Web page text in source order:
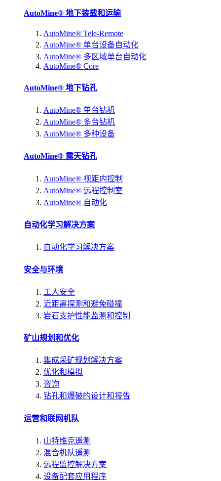
AutoMine® 地下装载和运输
AutoMine® Tele-Remote
AutoMine® 单台设备自动化
AutoMine® 多区域单台自动化
AutoMine® Core
AutoMine® 地下钻孔
AutoMine® 单台钻机
AutoMine® 多台钻机
AutoMine® 多种设备
AutoMine® 露天钻孔
AutoMine® 视距内控制
AutoMine® 远程控制室
AutoMine® 自动化
自动化学习解决方案
自动化学习解决方案
安全与环境
工人安全
近距离探测和避免碰撞
岩石支护性能监测和控制
矿山规划和优化
集成采矿规划解决方案
优化和模拟
咨询
钻孔和爆破的设计和报告
运营和联网机队
山特维克遥测
混合机队遥测
远程监控解决方案
设备配套应用程序